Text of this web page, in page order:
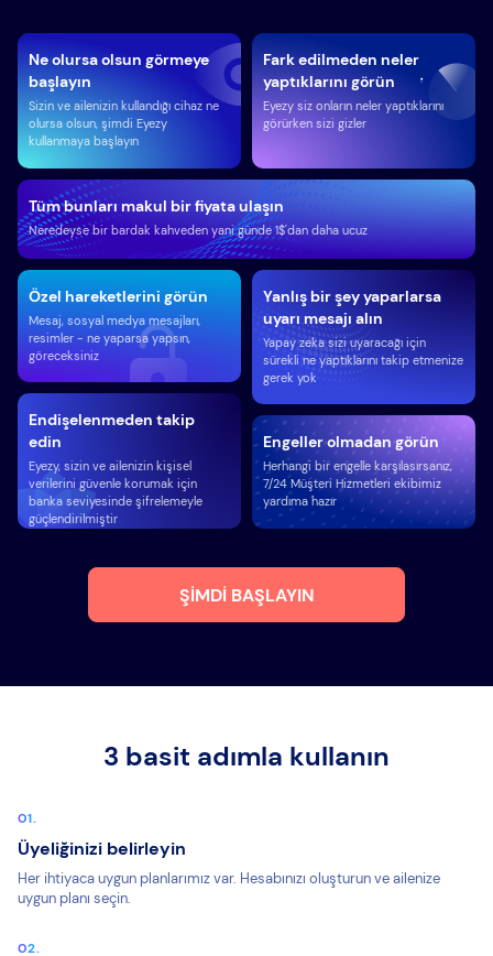
Ne olursa olsun görmeye
başlayın
Sizin ve ailenizin kullandığı cihaz ne
olursa olsun, şimdi Eyezy
kullanmaya başlayın
Fark edilmeden neler
yaptıklarını görün
Eyezy siz onların neler yaptıklarını
görürken sizi gizler
Endişelenmeden takip
edin
Eyezy, sizin ve ailenizin kişisel
verilerini güvenle korumak için
banka seviyesinde şifrelemeyle
güçlendirilmiştir
Özel hareketlerini görün
Mesaj, sosyal medya mesajları,
resimler - ne yaparsa yapsın,
göreceksiniz
Tüm bunları makul bir fiyata ulaşın
Neredeyse bir bardak kahveden yani günde 1$'dan daha ucuz
Yanlış bir şey yaparlarsa
uyarı mesajı alın
Yapay zeka sizi uyaracağı için
sürekli ne yaptıklarını takip etmenize
gerek yok
Engeller olmadan görün
Herhangi bir engelle karşılasırsanız,
7/24 Müşteri Hizmetleri ekibimiz
yardıma hazır
ŞIMDI BAŞLAYIN
3 basit adımla kullanın
Üyeliğinizi belirleyin
Her ihtiyaca uygun planlarımız var. Hesabınızı oluşturun ve ailenize
uygun planı seçin.